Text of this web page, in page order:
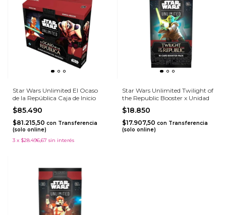
Star Wars Unlimited El Ocaso
de la República Caja de Inicio
$85.490
$81.215,50 con Transferencia
(solo online)
3 x $28.496,67 sin interés
Star Wars Unlimited Twilight of
the Republic Booster x Unidad
$18.850
$17.907,50 con Transferencia
(solo online)